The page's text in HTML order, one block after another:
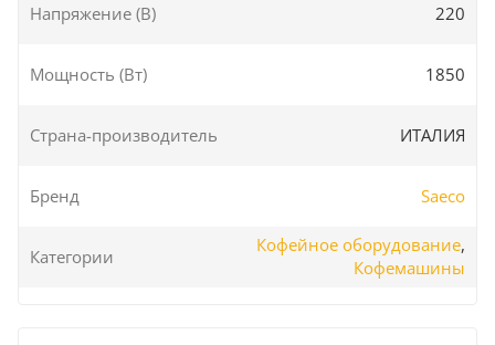
Напряжение (В) 220
Мощность (Вт) 1850
Страна-производитель ИТАЛИЯ
Бренд Saeco
Категории
Кофейное оборудование,
Кофемашины